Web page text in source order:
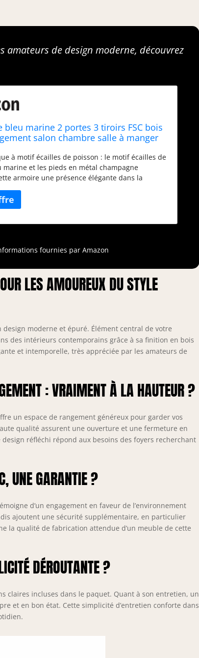
amateurs de design moderne, découvrez
bleu marine 2 portes 3 tiroirs FSC bois
salon chambre salle à manger
à motif écailles de poisson : le motif écailles de
marine et les pieds en métal champagne
armoire une présence élégante dans la
de l'environnement, le bois certifié FSC est solide
et favorise un développement durable. Les
les portes et les tiroirs, donnant aux panneaux
coins trop tranchants peuvent facilement causer
Pour cette raison, cette armoire est équipée de
ce qui est très agréable pour les familles avec
d'espace de rangement. 6 cm entre le
et inférieur.
fournies par Amazon
LES AMOUREUX DU STYLE
design moderne et épuré. Élément central de votre
des intérieurs contemporains grâce à sa finition en bois
et intemporelle, très appréciée par les amateurs de
: VRAIMENT À LA HAUTEUR ?
un espace de rangement généreux pour garder vos
qualité assurent une ouverture et une fermeture en
réfléchi répond aux besoins des foyers recherchant
UNE GARANTIE ?
d’un engagement en faveur de l’environnement
ajoutent une sécurité supplémentaire, en particulier
la qualité de fabrication attendue d’un meuble de cette
DÉROUTANTE ?
claires incluses dans le paquet. Quant à son entretien, un
et en bon état. Cette simplicité d’entretien conforte dans